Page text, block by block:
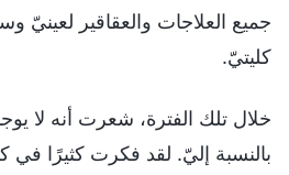
جميع العلاجات والعقاقير لعينيّ
كليتيّ.
خلال تلك الفترة، شعرت أنه لا
بالنسبة إليّ. لقد فكرت كثيرًا في